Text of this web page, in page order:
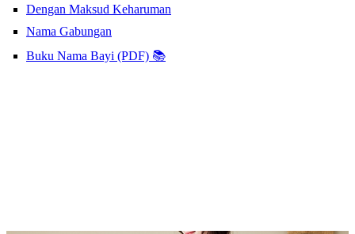
Dengan Maksud Keharuman
Nama Gabungan
Buku Nama Bayi (PDF) 📚